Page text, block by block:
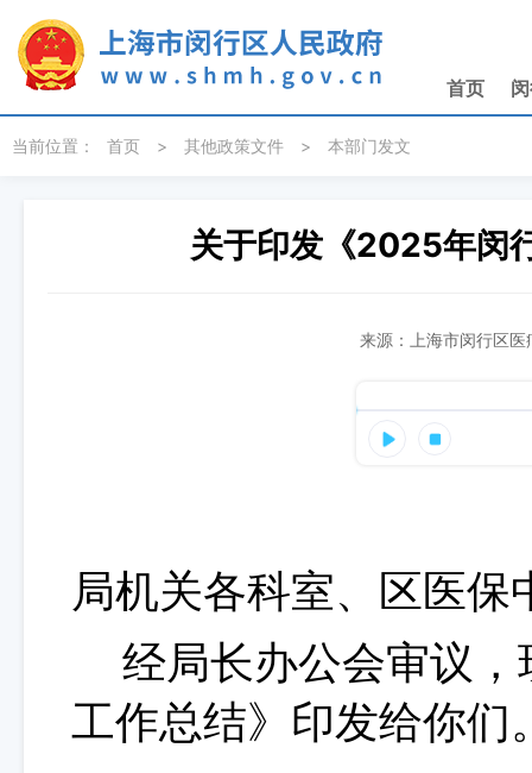
首页
当前位置： 首页 > 其他政策文件 > 本部门发文
关于印发《2025年闵
来源：上海市闵行区
局机关各科室、
区医保
经局长办公会审议，
工作总结》印发给你们